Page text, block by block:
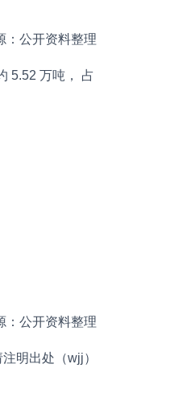
公开资料整理
5.52 万吨， 占
公开资料整理
明出处（wjj）